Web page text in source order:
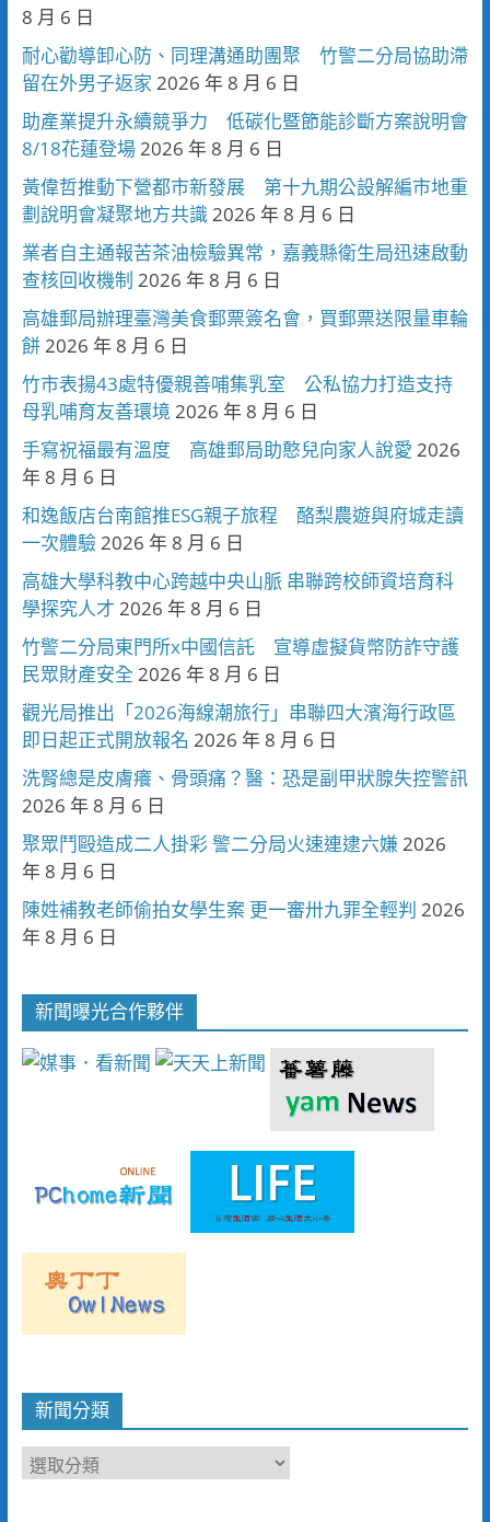
8 月 6 日
耐心勸導卸心防、同理溝通助團聚 竹警二分局協助滯
留在外男子返家 2026 年 8 月 6 日
助產業提升永續競爭力 低碳化暨節能診斷方案說明會
8/18花蓮登場2026 年 8 月 6 日
黃偉哲推動下營都市新發展 第十九期公設解編市地重
劃說明會凝聚地方共識2026 年 8 月 6 日
業者自主通報苦茶油檢驗異常，嘉義縣衛生局迅速啟動
查核回收機制 2026 年 8 月 6 日
高雄郵局辦理臺灣美食郵票簽名會，買郵票送限量車輪
餅2026 年 8 月 6 日
竹市表揚43處特優親善哺集乳室 公私協力打造支持
母乳哺育友善環境2026 年 8 月 6 日
手寫祝福最有溫度 高雄郵局助憨兒向家人說愛 2026
年 8 月 6 日
和逸飯店台南館推ESG親子旅程 酪梨農遊與府城走讀
一次體驗2026 年 8 月 6 日
高雄大學科教中心跨越中央山脈 串聯跨校師資培育科
學探究人才 2026 年 8 月 6 日
竹警二分局東門所x中國信託 宣導虛擬貨幣防詐守護
民眾財產安全 2026 年 8 月 6 日
觀光局推出「2026海線潮旅行」串聯四大濱海行政區
即日起正式開放報名 2026 年 8 月 6 日
洗腎總是皮膚癢、骨頭痛？醫：恐是副甲狀腺失控警訊
2026 年 8 月 6 日
聚眾鬥毆造成二人掛彩 警二分局火速連逮六嫌2026
年 8 月 6 日
陳姓補教老師偷拍女學生案 更一審卅九罪全輕判 2026
年 8 月 6 日
新聞曝光合作夥伴
新聞分類
新